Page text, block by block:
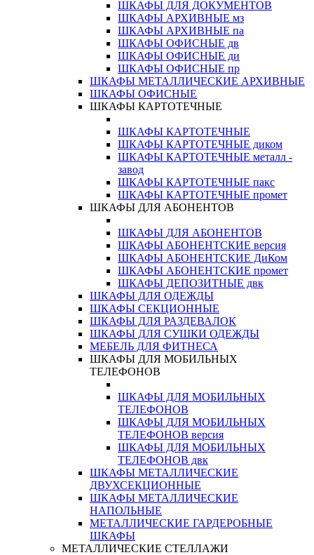
ШКАФЫ ДЛЯ ДОКУМЕНТОВ
ШКАФЫ АРХИВНЫЕ мз
ШКАФЫ АРХИВНЫЕ па
ШКАФЫ ОФИСНЫЕ дв
ШКАФЫ ОФИСНЫЕ ди
ШКАФЫ ОФИСНЫЕ пр
ШКАФЫ МЕТАЛЛИЧЕСКИЕ АРХИВНЫЕ
ШКАФЫ ОФИСНЫЕ
ШКАФЫ КАРТОТЕЧНЫЕ
ШКАФЫ КАРТОТЕЧНЫЕ
ШКАФЫ КАРТОТЕЧНЫЕ диком
ШКАФЫ КАРТОТЕЧНЫЕ металл -
завод
ШКАФЫ КАРТОТЕЧНЫЕ пакс
ШКАФЫ КАРТОТЕЧНЫЕ промет
ШКАФЫ ДЛЯ АБОНЕНТОВ
ШКАФЫ ДЛЯ АБОНЕНТОВ
ШКАФЫ АБОНЕНТСКИЕ версия
ШКАФЫ АБОНЕНТСКИЕ ДиКом
ШКАФЫ АБОНЕНТСКИЕ промет
ШКАФЫ ДЕПОЗИТНЫЕ двк
ШКАФЫ ДЛЯ ОДЕЖДЫ
ШКАФЫ СЕКЦИОННЫЕ
ШКАФЫ ДЛЯ РАЗДЕВАЛОК
ШКАФЫ ДЛЯ СУШКИ ОДЕЖДЫ
МЕБЕЛЬ ДЛЯ ФИТНЕСА
ШКАФЫ ДЛЯ МОБИЛЬНЫХ
ТЕЛЕФОНОВ
ШКАФЫ ДЛЯ МОБИЛЬНЫХ
ТЕЛЕФОНОВ
ШКАФЫ ДЛЯ МОБИЛЬНЫХ
ТЕЛЕФОНОВ версия
ШКАФЫ ДЛЯ МОБИЛЬНЫХ
ТЕЛЕФОНОВ двк
ШКАФЫ МЕТАЛЛИЧЕСКИЕ
ДВУХСЕКЦИОННЫЕ
ШКАФЫ МЕТАЛЛИЧЕСКИЕ
НАПОЛЬНЫЕ
МЕТАЛЛИЧЕСКИЕ ГАРДЕРОБНЫЕ
ШКАФЫ
МЕТАЛЛИЧЕСКИЕ СТЕЛЛАЖИ